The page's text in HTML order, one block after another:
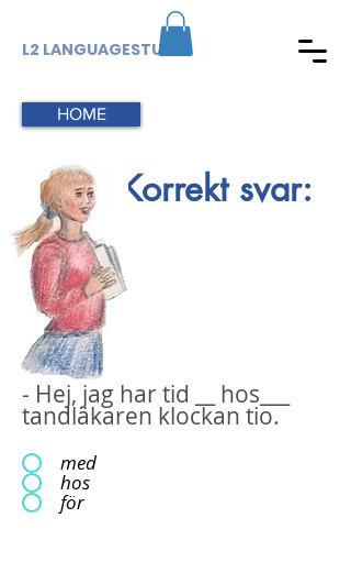
L2 LANGUAGESTUDIO
HOME
Korrekt svar:
- Hej, jag har tid __ hos___
tandläkaren klockan tio.
med
hos
för